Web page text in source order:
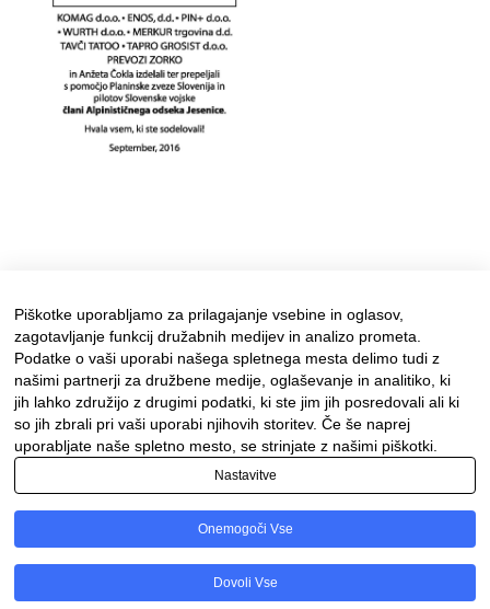
FacebookInstagram
Ponosno uporablja tehnologijo WordPress
Piškotke uporabljamo za prilagajanje vsebine in oglasov,
zagotavljanje funkcij družabnih medijev in analizo prometa.
Podatke o vaši uporabi našega spletnega mesta delimo tudi z
našimi partnerji za družbene medije, oglaševanje in analitiko, ki
jih lahko združijo z drugimi podatki, ki ste jim jih posredovali ali ki
so jih zbrali pri vaši uporabi njihovih storitev. Če še naprej
uporabljate naše spletno mesto, se strinjate z našimi piškotki.
Nastavitve
Onemogoči Vse
Dovoli Vse